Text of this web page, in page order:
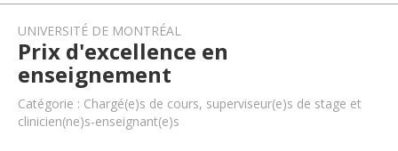
UNIVERSITÉ DE MONTRÉAL
Prix d'excellence en
enseignement
Catégorie : Chargé(e)s de cours, superviseur(e)s de stage et
clinicien(ne)s-enseignant(e)s